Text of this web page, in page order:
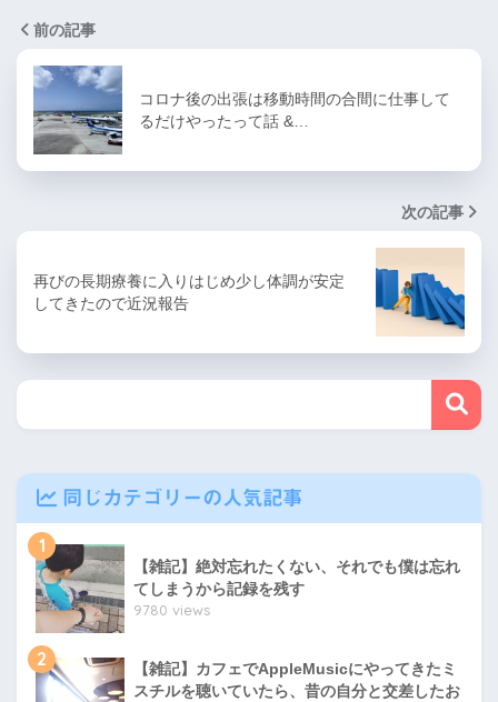
前の記事
コロナ後の出張は移動時間の合間に仕事して
るだけやったって話 &…
次の記事
再びの長期療養に入りはじめ少し体調が安定
してきたので近況報告
同じカテゴリーの人気記事
1
【雑記】絶対忘れたくない、それでも僕は忘れ
てしまうから記録を残す
9780 views
2
【雑記】カフェでAppleMusicにやってきたミ
スチルを聴いていたら、昔の自分と交差したお